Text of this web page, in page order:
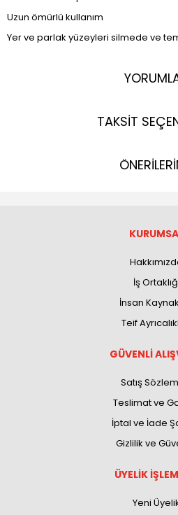
Uzun ömürlü kullanım
Yer ve parlak yüzeyleri silmede ve
TAKSİT
İş
İnsan
Teif
GÜVENLİ
Satış
Teslimat ve
İptal ve İade
Gizlilik ve
ÜYELİK
Yeni